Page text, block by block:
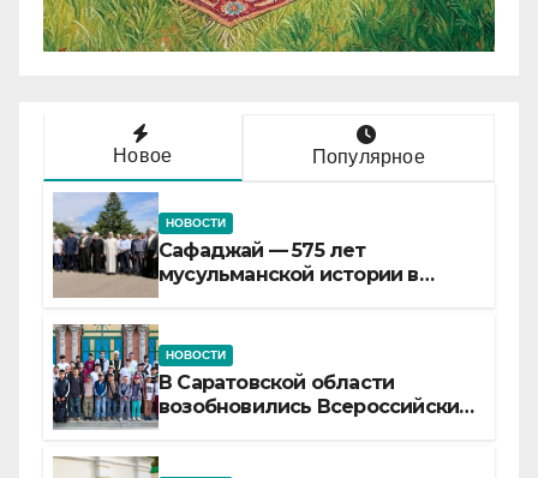
Новое Популярное
НОВОСТИ
Сафаджай — 575 лет
мусульманской истории в
НОВОСТИ
В Саратовской области
возобновились Всероссийские